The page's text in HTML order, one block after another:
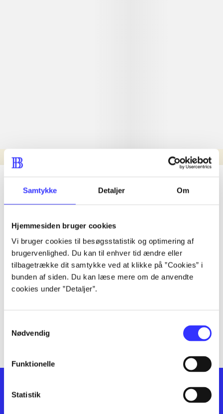
Samtykke Detaljer Om
Hjemmesiden bruger cookies
Vi bruger cookies til besøgsstatistik og optimering af
brugervenlighed. Du kan til enhver tid ændre eller
tilbagetrække dit samtykke ved at klikke på ”Cookies” i
bunden af siden. Du kan læse mere om de anvendte
cookies under ”Detaljer”.
Nødvendig
Funktionelle
Statistik
Nyhed
lorem ipsum dolor sit amet ...
lorem ipsum dolor sit amet ...
lorem ipsum dolor sit amet ...
lorem ipsum dolor sit amet ...
lorem ipsum dolor sit amet ...
lorem ipsum dolor sit amet ...
lorem ipsum dolor sit amet ...